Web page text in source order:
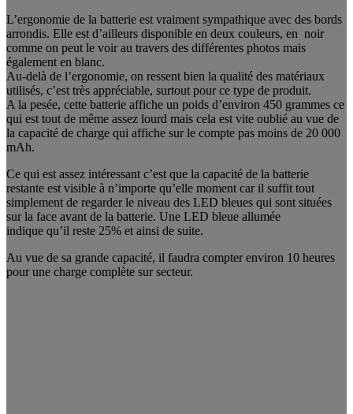
L’ergonomie de la batterie est vraiment sympathique avec des bords
arrondis. Elle est d’ailleurs disponible en deux couleurs, en noir
comme on peut le voir au travers des différentes photos mais
également en blanc.
Au-delà de l’ergonomie, on ressent bien la qualité des matériaux
utilisés, c’est très appréciable, surtout pour ce type de produit.
A la pesée, cette batterie affiche un poids d’environ 450 grammes ce
qui est tout de même assez lourd mais cela est vite oublié au vue de
la capacité de charge qui affiche sur le compte pas moins de 20 000
mAh.
Ce qui est assez intéressant c’est que la capacité de la batterie
restante est visible à n’importe qu’elle moment car il suffit tout
simplement de regarder le niveau des LED bleues qui sont situées
sur la face avant de la batterie. Une LED bleue allumée
indique qu’il reste 25% et ainsi de suite.
Au vue de sa grande capacité, il faudra compter environ 10 heures
pour une charge complète sur secteur.